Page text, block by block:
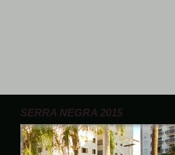
SERRA NEGRA 2015